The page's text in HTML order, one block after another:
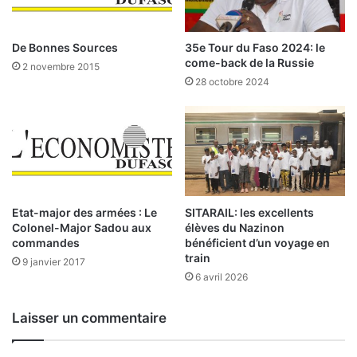
g
s
m
e
a
l
s
t
e
s
C
E
De Bonnes Sources
2 novembre 2015
35e Tour du Faso 2024: le
come-back de la Russie
28 octobre 2024
Etat-major des armées : Le
Colonel-Major Sadou aux
commandes
9 janvier 2017
SITARAIL: les excellents
élèves du Nazinon
bénéficient d’un voyage en
train
6 avril 2026
Laisser un commentaire